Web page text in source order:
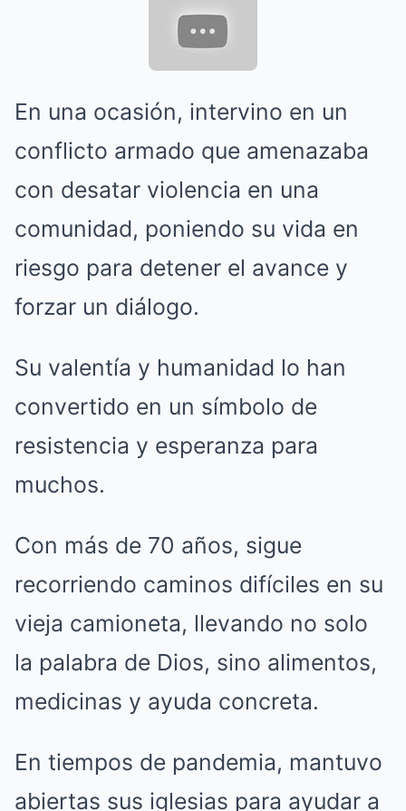
En una ocasión, intervino en un
conflicto armado que amenazaba
con desatar violencia en una
comunidad, poniendo su vida en
riesgo para detener el avance y
forzar un diálogo.
Su valentía y humanidad lo han
convertido en un símbolo de
resistencia y esperanza para
muchos.
Con más de 70 años, sigue
recorriendo caminos difíciles en su
vieja camioneta, llevando no solo
la palabra de Dios, sino alimentos,
medicinas y ayuda concreta.
En tiempos de pandemia, mantuvo
abiertas sus iglesias para ayudar a